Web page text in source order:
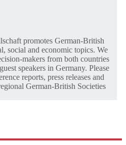
promotes German-British
social and economic topics. We
makers from both countries
speakers in Germany. Please
reports, press releases and
German-British Societies